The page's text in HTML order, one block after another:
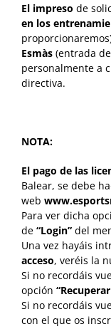
El impreso de
en los
Esmàs (entrada de
personalmente a
directiva.
NOTA:
El pago de las
Balear, se debe
web
Para ver dicha
de “Login” del
Una vez hayáis
acceso, veréis la
Si no recordáis
opción
Si no recordáis
con el que os